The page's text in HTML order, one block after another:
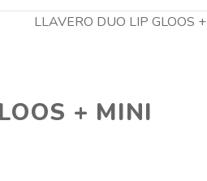
LLAVERO DUO LIP GLOOS +
+ MINI